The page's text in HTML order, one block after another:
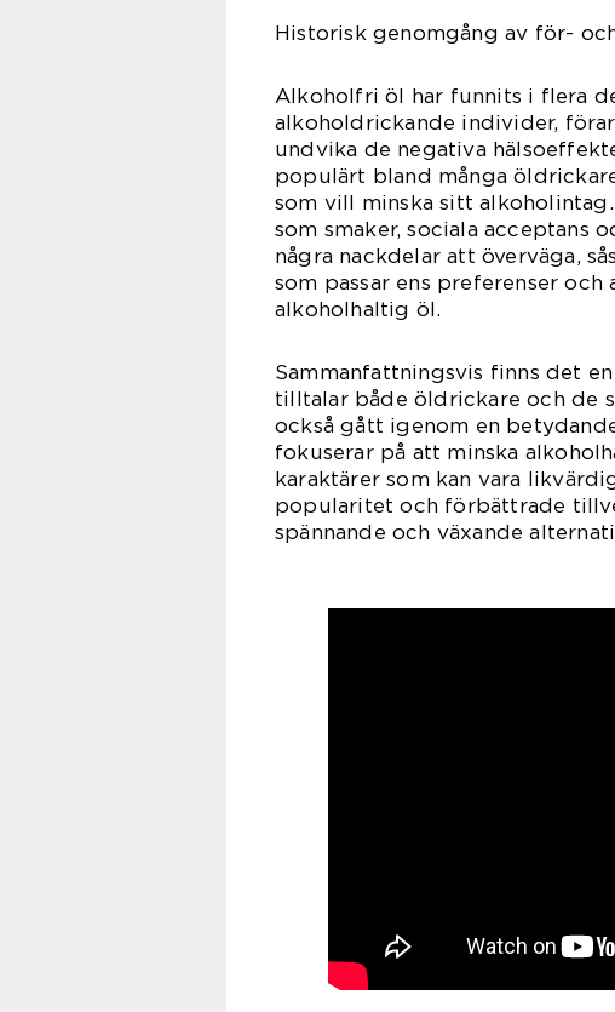
Historisk genomgång av för-
Alkoholfri öl har funnits i flera
alkoholdrickande individer,
undvika de negativa
populärt bland många
som vill minska sitt
som smaker, sociala acceptans
några nackdelar att överväga,
som passar ens preferenser
alkoholhaltig öl.
Sammanfattningsvis finns det
tilltalar både öldrickare och de
också gått igenom en
fokuserar på att minska
karaktärer som kan vara
popularitet och förbättrade
spännande och växande